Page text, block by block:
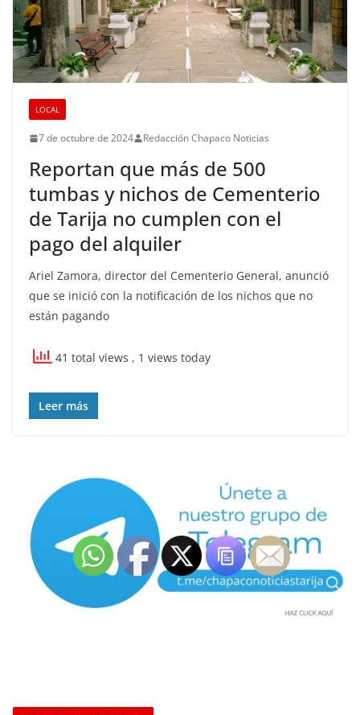
LOCAL
7 de octubre de 2024 Redacción Chapaco Noticias
Reportan que más de 500
tumbas y nichos de Cementerio
de Tarija no cumplen con el
pago del alquiler
Ariel Zamora, director del Cementerio General, anunció
que se inició con la notificación de los nichos que no
están pagando
41 total views , 1 views today
Leer más